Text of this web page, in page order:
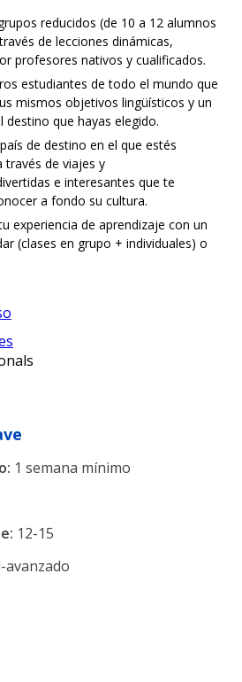
1 semana mínimo
12-15
avanzado
reducidos (de 10 a 12 alumnos
de lecciones dinámicas,
profesores nativos y cualificados.
estudiantes de todo el mundo que
mismos objetivos lingüísticos y un
destino que hayas elegido.
de destino en el que estés
través de viajes y
e interesantes que te
a fondo su cultura.
experiencia de aprendizaje con un
(clases en grupo + individuales) o